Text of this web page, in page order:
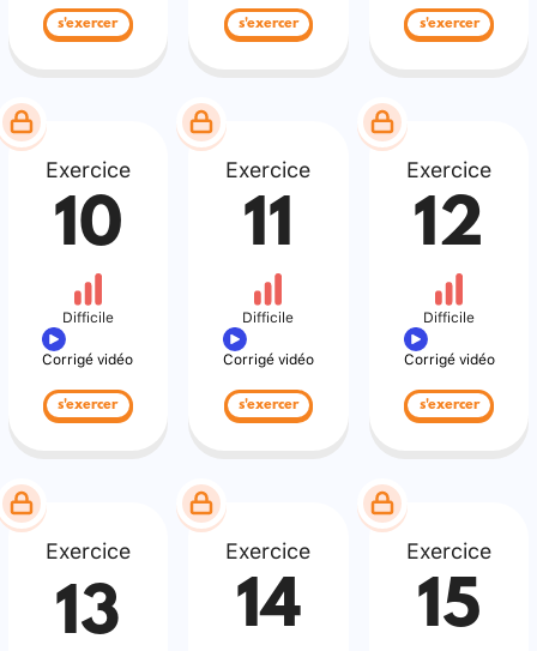
s'exercer s'exercer s'exercer
Exercice
10
Difficile
Corrigé vidéo
s'exercer
Exercice
11
Difficile
Corrigé vidéo
s'exercer
Exercice
12
Difficile
Corrigé vidéo
s'exercer
Exercice
13
Exercice
14
Exercice
15